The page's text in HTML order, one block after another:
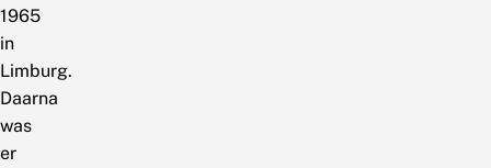
1965
in
Limburg.
Daarna
was
er